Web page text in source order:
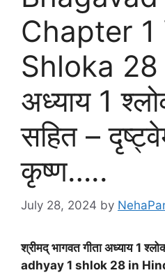
Chapter 1
Shloka 28
अध्याय 1
सहित –
कृष्ण…..
July 28, 2024 by
श्रीमद् भागवत गीता अध्याय 1
adhyay 1 shlok 28 in